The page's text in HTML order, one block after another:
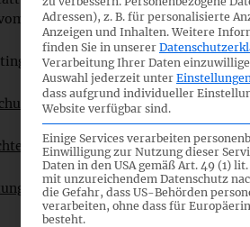
12. und 13. Dezember 2022 steht
finden Sie hier:
Adressen), z. B. für personalisierte
Anzeigen und Inhalten. Weitere
finden Sie in unserer
Verarbeitung Ihrer Daten
Auswahl jederzeit unter Einstellungen
dass aufgrund individueller
Website verfügbar sind.
Einige Services verarbeiten
Einwilligung zur Nutzung dieser
Daten in den USA gemäß Art. 49 (1)
mit unzureichendem Datenschutz
die Gefahr, dass US-Behörden
verarbeiten, ohne dass für
besteht.